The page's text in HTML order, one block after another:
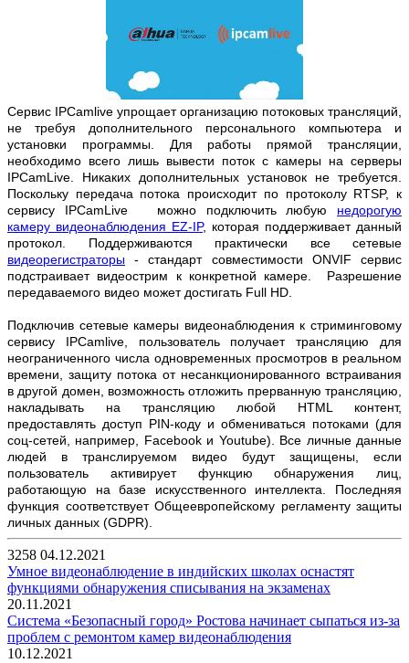
Сервис IPCamlive упрощает организацию потоковых трансляций,
не требуя дополнительного персонального компьютера и
установки программы. Для работы прямой трансляции,
необходимо всего лишь вывести поток с камеры на серверы
IPCamLive. Никаких дополнительных установок не требуется.
Поскольку передача потока происходит по протоколу RTSP, к
сервису IPCamLive можно подключить любую недорогую
камеру видеонаблюдения EZ-IP, которая поддерживает данный
протокол. Поддерживаются практически все сетевые
видеорегистраторы - стандарт совместимости ONVIF сервис
подстраивает видеострим к конкретной камере. Разрешение
передаваемого видео может достигать Full HD.
Подключив сетевые камеры видеонаблюдения к стриминговому
сервису IPCamlive, пользователь получает трансляцию для
неограниченного числа одновременных просмотров в реальном
времени, защиту потока от несанкционированного встраивания
в другой домен, возможность отложить прерванную трансляцию,
накладывать на трансляцию любой HTML контент,
предоставлять доступ PIN-коду и обмениваться потоками (для
соц-сетей, например, Facebook и Youtube). Все личные данные
людей в транслируемом видео будут защищены, если
пользователь активирует функцию обнаружения лиц,
работающую на базе искусственного интеллекта. Последняя
функция соответствует Общеевропейскому регламенту защиты
личных данных (GDPR).
3258 04.12.2021
Умное видеонаблюдение в индийских школах оснастят
функциями обнаружения списывания на экзаменах
20.11.2021
Система «Безопасный город» Ростова начинает сыпаться из-за
проблем с ремонтом камер видеонаблюдения
10.12.2021